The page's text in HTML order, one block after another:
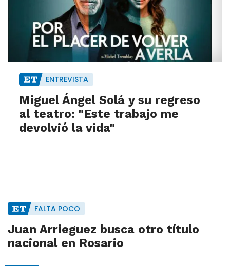
ENTREVISTA
Miguel Ángel Solá y su regreso
al teatro: "Este trabajo me
devolvió la vida"
FALTA POCO
Juan Arrieguez busca otro título
nacional en Rosario